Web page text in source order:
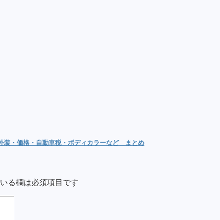
装・価格・自動車税・ボディカラーなど まとめ
る欄は必須項目です